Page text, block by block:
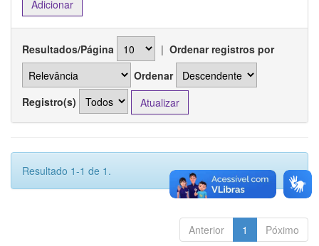
Resultados/Página | Ordenar registros por
Ordenar
Registro(s)
Resultado 1-1 de 1.
Anterior 1 Póximo